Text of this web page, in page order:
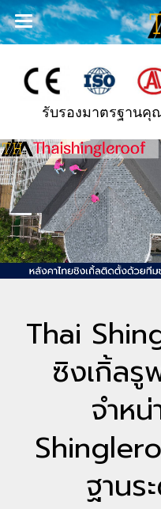
รับรองมาตรฐานคุ
Thai
ซิงเกิ้ลรู
จำห
ฐานร